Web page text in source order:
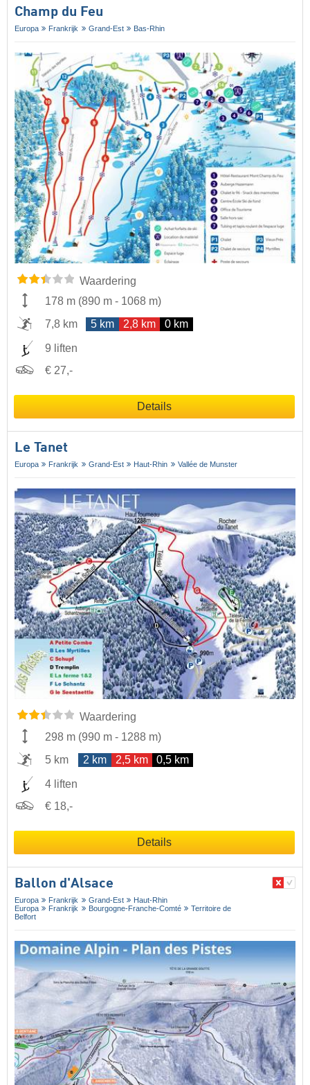
Champ du Feu
Europa Frankrijk Grand-Est Bas-Rhin
Waardering
178 m (890 m - 1068 m)
7,8 km
5 km 2,8 km 0 km
9 liften
€ 27,-
Details
Le Tanet
Europa Frankrijk Grand-Est Haut-Rhin Vallée de Munster
Waardering
298 m (990 m - 1288 m)
5 km
2 km 2,5 km 0,5 km
4 liften
€ 18,-
Details
Ballon d'Alsace
Europa Frankrijk Grand-Est
Haut-Rhin
Europa
Frankrijk Bourgogne-Franche-Comté
Territoire de
Belfort